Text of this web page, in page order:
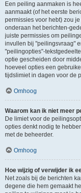
Een peiling aanmaken is
aanmaakt (of het eerste
permissies voor hebt) zou
onderaan het berichten-
juiste permissies om
invullen bij "peilingsvraag"
"peilingopties"-
optie gescheiden door
hoeveel opties een
tijdslimiet in dagen voor de
Omhoog
Waarom kan ik niet meer
De limiet voor de
opties denkt nodig te
met de beheerder.
Omhoog
Hoe wijzig of verwijder ik
Net zoals bij de berichten
degene die hem gemaakt